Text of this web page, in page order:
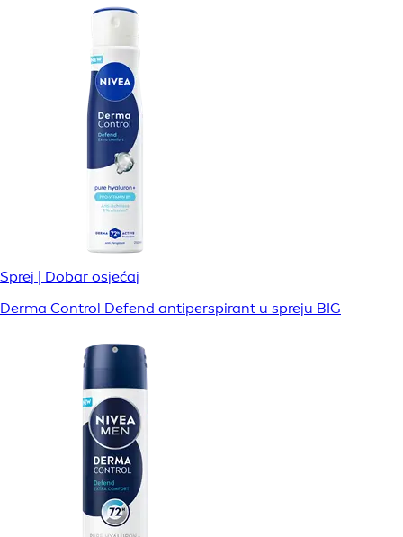
Sprej | Dobar osjećaj
Derma Control Defend antiperspirant u spreju BIG